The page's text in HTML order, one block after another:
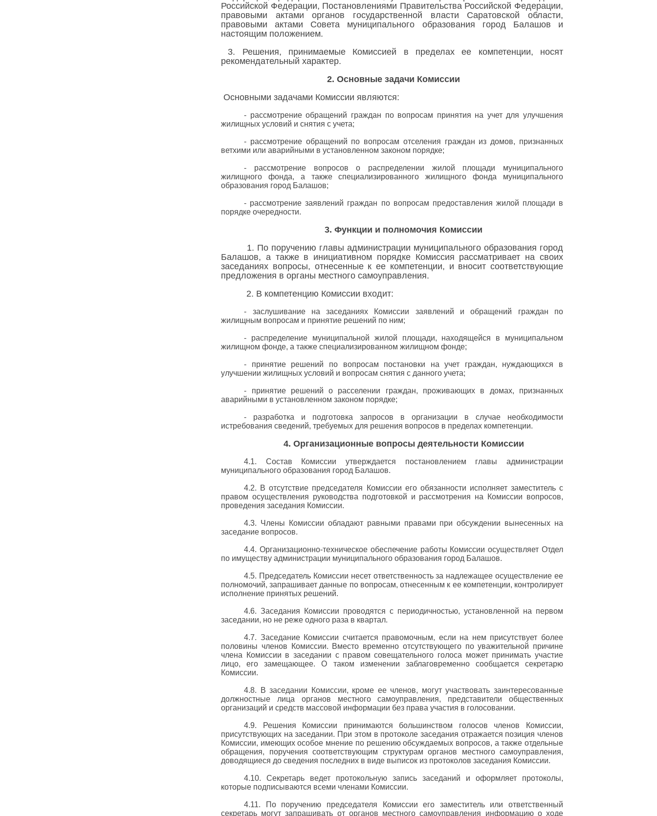
Российской Федерации, Постановлениями Правительства Российской Федерации,
правовыми актами органов государственной власти Саратовской области,
правовыми актами Совета муниципального образования город Балашов и
настоящим положением.
3. Решения, принимаемые Комиссией в пределах ее компетенции, носят
рекомендательный характер.
2. Основные задачи Комиссии
Основными задачами Комиссии являются:
- рассмотрение обращений граждан по вопросам принятия на учет для улучшения
жилищных условий и снятия с учета;
- рассмотрение обращений по вопросам отселения граждан из домов, признанных
ветхими или аварийными в установленном законом порядке;
- рассмотрение вопросов о распределении жилой площади муниципального
жилищного фонда, а также специализированного жилищного фонда муниципального
образования город Балашов;
- рассмотрение заявлений граждан по вопросам предоставления жилой площади в
порядке очередности.
3. Функции и полномочия Комиссии
1. По поручению главы администрации муниципального образования город
Балашов, а также в инициативном порядке Комиссия рассматривает на своих
заседаниях вопросы, отнесенные к ее компетенции, и вносит соответствующие
предложения в органы местного самоуправления.
2. В компетенцию Комиссии входит:
- заслушивание на заседаниях Комиссии заявлений и обращений граждан по
жилищным вопросам и принятие решений по ним;
- распределение муниципальной жилой площади, находящейся в муниципальном
жилищном фонде, а также специализированном жилищном фонде;
- принятие решений по вопросам постановки на учет граждан, нуждающихся в
улучшении жилищных условий и вопросам снятия с данного учета;
- принятие решений о расселении граждан, проживающих в домах, признанных
аварийными в установленном законом порядке;
- разработка и подготовка запросов в организации в случае необходимости
истребования сведений, требуемых для решения вопросов в пределах компетенции.
4. Организационные вопросы деятельности Комиссии
4.1. Состав Комиссии утверждается постановлением главы администрации
муниципального образования город Балашов.
4.2. В отсутствие председателя Комиссии его обязанности исполняет заместитель с
правом осуществления руководства подготовкой и рассмотрения на Комиссии вопросов,
проведения заседания Комиссии.
4.3. Члены Комиссии обладают равными правами при обсуждении вынесенных на
заседание вопросов.
4.4. Организационно-техническое обеспечение работы Комиссии осуществляет Отдел
по имуществу администрации муниципального образования город Балашов.
4.5. Председатель Комиссии несет ответственность за надлежащее осуществление ее
полномочий, запрашивает данные по вопросам, отнесенным к ее компетенции, контролирует
исполнение принятых решений.
4.6. Заседания Комиссии проводятся с периодичностью, установленной на первом
заседании, но не реже одного раза в квартал.
4.7. Заседание Комиссии считается правомочным, если на нем присутствует более
половины членов Комиссии. Вместо временно отсутствующего по уважительной причине
члена Комиссии в заседании с правом совещательного голоса может принимать участие
лицо, его замещающее. О таком изменении заблаговременно сообщается секретарю
Комиссии.
4.8. В заседании Комиссии, кроме ее членов, могут участвовать заинтересованные
должностные лица органов местного самоуправления, представители общественных
организаций и средств массовой информации без права участия в голосовании.
4.9. Решения Комиссии принимаются большинством голосов членов Комиссии,
присутствующих на заседании. При этом в протоколе заседания отражается позиция членов
Комиссии, имеющих особое мнение по решению обсуждаемых вопросов, а также отдельные
обращения, поручения соответствующим структурам органов местного самоуправления,
доводящиеся до сведения последних в виде выписок из протоколов заседания Комиссии.
4.10. Секретарь ведет протокольную запись заседаний и оформляет протоколы,
которые подписываются всеми членами Комиссии.
4.11. По поручению председателя Комиссии его заместитель или ответственный
секретарь могут запрашивать от органов местного самоуправления информацию о ходе